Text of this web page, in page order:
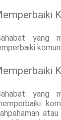
yang
yang